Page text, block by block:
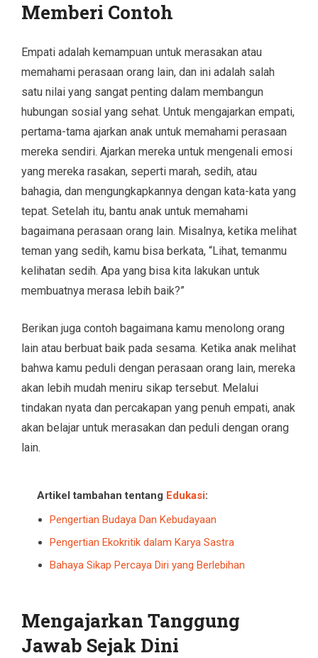
Memberi Contoh
Empati adalah kemampuan untuk merasakan atau
memahami perasaan orang lain, dan ini adalah salah
satu nilai yang sangat penting dalam membangun
hubungan sosial yang sehat. Untuk mengajarkan empati,
pertama-tama ajarkan anak untuk memahami perasaan
mereka sendiri. Ajarkan mereka untuk mengenali emosi
yang mereka rasakan, seperti marah, sedih, atau
bahagia, dan mengungkapkannya dengan kata-kata yang
tepat. Setelah itu, bantu anak untuk memahami
bagaimana perasaan orang lain. Misalnya, ketika melihat
teman yang sedih, kamu bisa berkata, “Lihat, temanmu
kelihatan sedih. Apa yang bisa kita lakukan untuk
membuatnya merasa lebih baik?”
Berikan juga contoh bagaimana kamu menolong orang
lain atau berbuat baik pada sesama. Ketika anak melihat
bahwa kamu peduli dengan perasaan orang lain, mereka
akan lebih mudah meniru sikap tersebut. Melalui
tindakan nyata dan percakapan yang penuh empati, anak
akan belajar untuk merasakan dan peduli dengan orang
lain.
Artikel tambahan tentang Edukasi:
Pengertian Budaya Dan Kebudayaan
Pengertian Ekokritik dalam Karya Sastra
Bahaya Sikap Percaya Diri yang Berlebihan
Mengajarkan Tanggung
Jawab Sejak Dini